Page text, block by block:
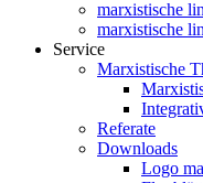
marxistische
marxistische
Service
Marxistische
Referate
Downloads
Logo